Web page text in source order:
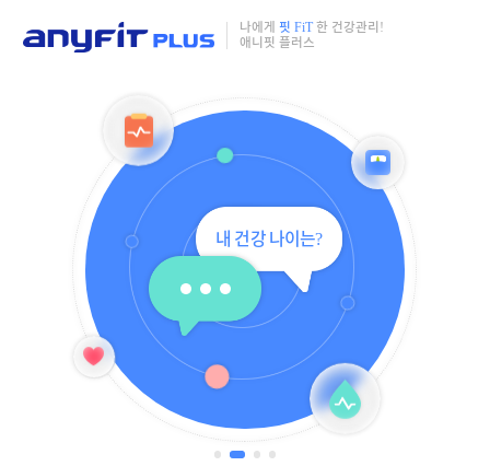
나에게 핏 FiT한 건강관리!
애니핏 플러스
내 건강 나이는?